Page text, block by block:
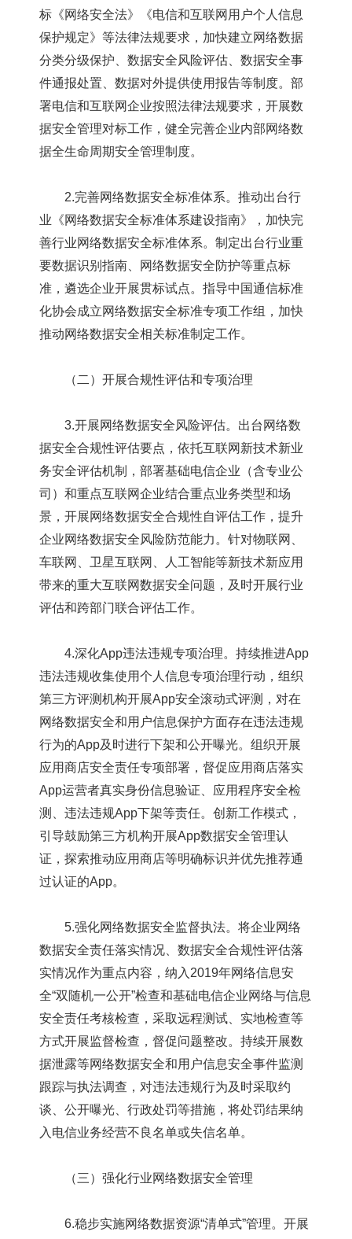
标《网络安全法》《电信和互联网用户个人信息
保护规定》等法律法规要求，加快建立网络数据
分类分级保护、数据安全风险评估、数据安全事
件通报处置、数据对外提供使用报告等制度。部
署电信和互联网企业按照法律法规要求，开展数
据安全管理对标工作，健全完善企业内部网络数
据全生命周期安全管理制度。
2.完善网络数据安全标准体系。推动出台行
业《网络数据安全标准体系建设指南》，加快完
善行业网络数据安全标准体系。制定出台行业重
要数据识别指南、网络数据安全防护等重点标
准，遴选企业开展贯标试点。指导中国通信标准
化协会成立网络数据安全标准专项工作组，加快
推动网络数据安全相关标准制定工作。
（二）开展合规性评估和专项治理
3.开展网络数据安全风险评估。出台网络数
据安全合规性评估要点，依托互联网新技术新业
务安全评估机制，部署基础电信企业（含专业公
司）和重点互联网企业结合重点业务类型和场
景，开展网络数据安全合规性自评估工作，提升
企业网络数据安全风险防范能力。针对物联网、
车联网、卫星互联网、人工智能等新技术新应用
带来的重大互联网数据安全问题，及时开展行业
评估和跨部门联合评估工作。
4.深化App违法违规专项治理。持续推进App
违法违规收集使用个人信息专项治理行动，组织
第三方评测机构开展App安全滚动式评测，对在
网络数据安全和用户信息保护方面存在违法违规
行为的App及时进行下架和公开曝光。组织开展
应用商店安全责任专项部署，督促应用商店落实
App运营者真实身份信息验证、应用程序安全检
测、违法违规App下架等责任。创新工作模式，
引导鼓励第三方机构开展App数据安全管理认
证，探索推动应用商店等明确标识并优先推荐通
过认证的App。
5.强化网络数据安全监督执法。将企业网络
数据安全责任落实情况、数据安全合规性评估落
实情况作为重点内容，纳入2019年网络信息安
全“双随机一公开”检查和基础电信企业网络与信息
安全责任考核检查，采取远程测试、实地检查等
方式开展监督检查，督促问题整改。持续开展数
据泄露等网络数据安全和用户信息安全事件监测
跟踪与执法调查，对违法违规行为及时采取约
谈、公开曝光、行政处罚等措施，将处罚结果纳
入电信业务经营不良名单或失信名单。
（三）强化行业网络数据安全管理
6.稳步实施网络数据资源“清单式”管理。开展